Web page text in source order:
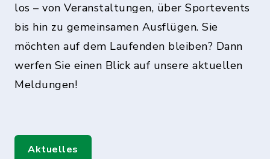
los – von Veranstaltungen, über Sportevents
bis hin zu gemeinsamen Ausflügen. Sie
möchten auf dem Laufenden bleiben? Dann
werfen Sie einen Blick auf unsere aktuellen
Meldungen!
Aktuelles